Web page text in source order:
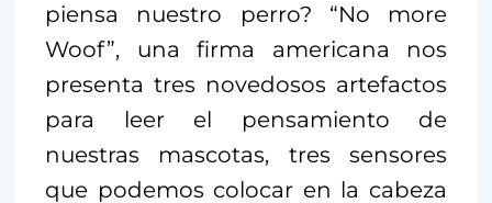
piensa nuestro perro? “No more
Woof”, una firma americana nos
presenta tres novedosos artefactos
para leer el pensamiento de
nuestras mascotas, tres sensores
que podemos colocar en la cabeza